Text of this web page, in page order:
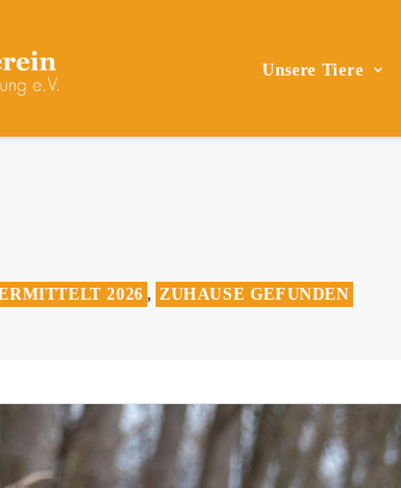
Unsere Tiere
2026 , ZUHAUSE GEFUNDEN